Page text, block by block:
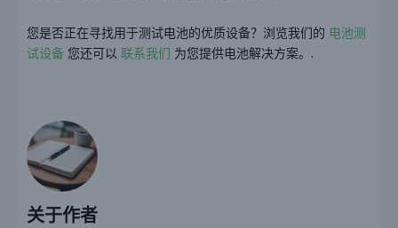
您是否正在寻找用于测试电池的优质设备？浏览我们的 电池测
试设备 您还可以 联系我们 为您提供电池解决方案。.
关于作者